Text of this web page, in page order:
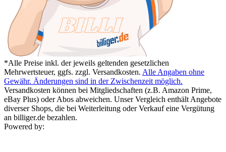
*Alle Preise inkl. der jeweils geltenden gesetzlichen
Mehrwertsteuer, ggfs. zzgl. Versandkosten. Alle Angaben ohne
Gewähr. Änderungen sind in der Zwischenzeit möglich.
Versandkosten können bei Mitgliedschaften (z.B. Amazon Prime,
eBay Plus) oder Abos abweichen. Unser Vergleich enthält Angebote
diverser Shops, die bei Weiterleitung oder Verkauf eine Vergütung
an billiger.de bezahlen.
Powered by: